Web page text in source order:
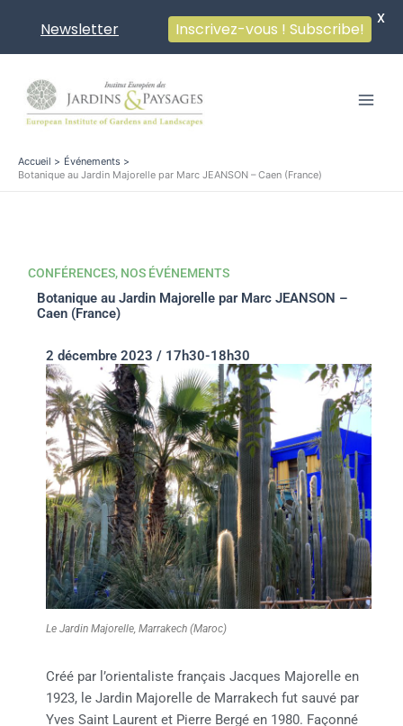
contenu
Accueil
Événements
Botanique au Jardin Majorelle par Marc JEANSON – Caen (France)
CONFÉRENCES, NOS ÉVÉNEMENTS
Botanique au Jardin Majorelle par Marc JEANSON –
Caen (France)
2 décembre 2023 / 17h30-18h30
Le Jardin Majorelle, Marrakech (Maroc)
Créé par l’orientaliste français Jacques Majorelle en
1923, le Jardin Majorelle de Marrakech fut sauvé par
Yves Saint Laurent et Pierre Bergé en 1980. Façonné
Newsletter Inscrivez-vous ! Subscribe!
X